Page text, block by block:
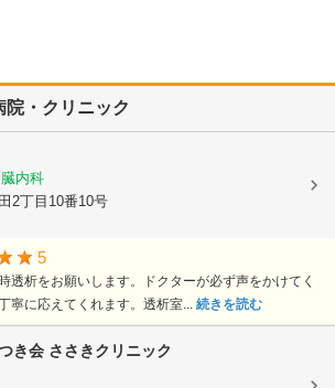
院・クリニック
内科
2丁目10番10号
5
透析をお願いします。ドクターが必ず声をかけてく
寧に応えてくれます。透析室... 続きを読む
き会 ささきクリニック